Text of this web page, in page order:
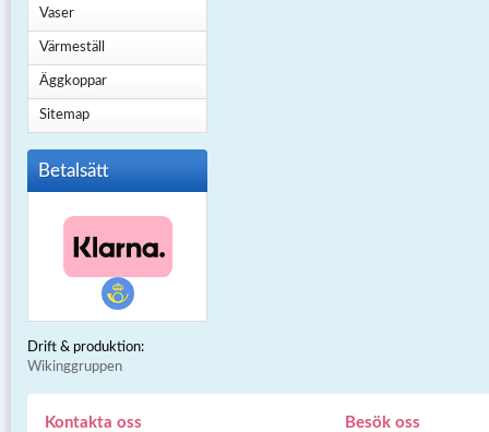
Vaser
Värmeställ
Äggkoppar
Sitemap
Betalsätt
Drift & produktion:
Wikinggruppen
Kontakta oss Besök oss